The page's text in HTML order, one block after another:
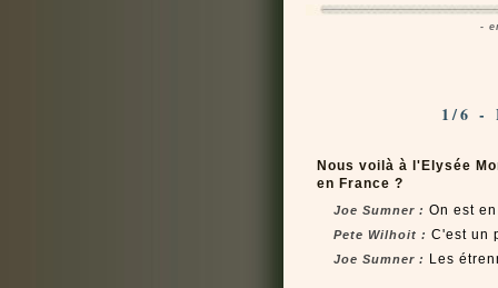
-
1/6 -
Nous voilà à l'Elysée
en France ?
Joe Sumner : On est
Pete Wilhoit : C'est un
Joe Sumner : Les